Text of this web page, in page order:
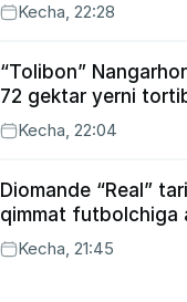
Kecha, 22:28
“Tolibon”
72 gektar yerni
Kecha, 22:04
Diomande “Real”
qimmat futbolchiga
Kecha, 21:45